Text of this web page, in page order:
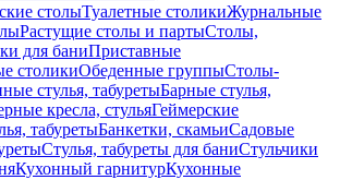
столыТуалетные столикиЖурнальные
Растущие столы и партыСтолы,
для баниПриставные
столикиОбеденные группыСтолы-
стулья, табуретыБарные стулья,
кресла, стульяГеймерские
табуретыБанкетки, скамьиСадовые
Стулья, табуреты для баниСтульчики
Кухонный гарнитурКухонные